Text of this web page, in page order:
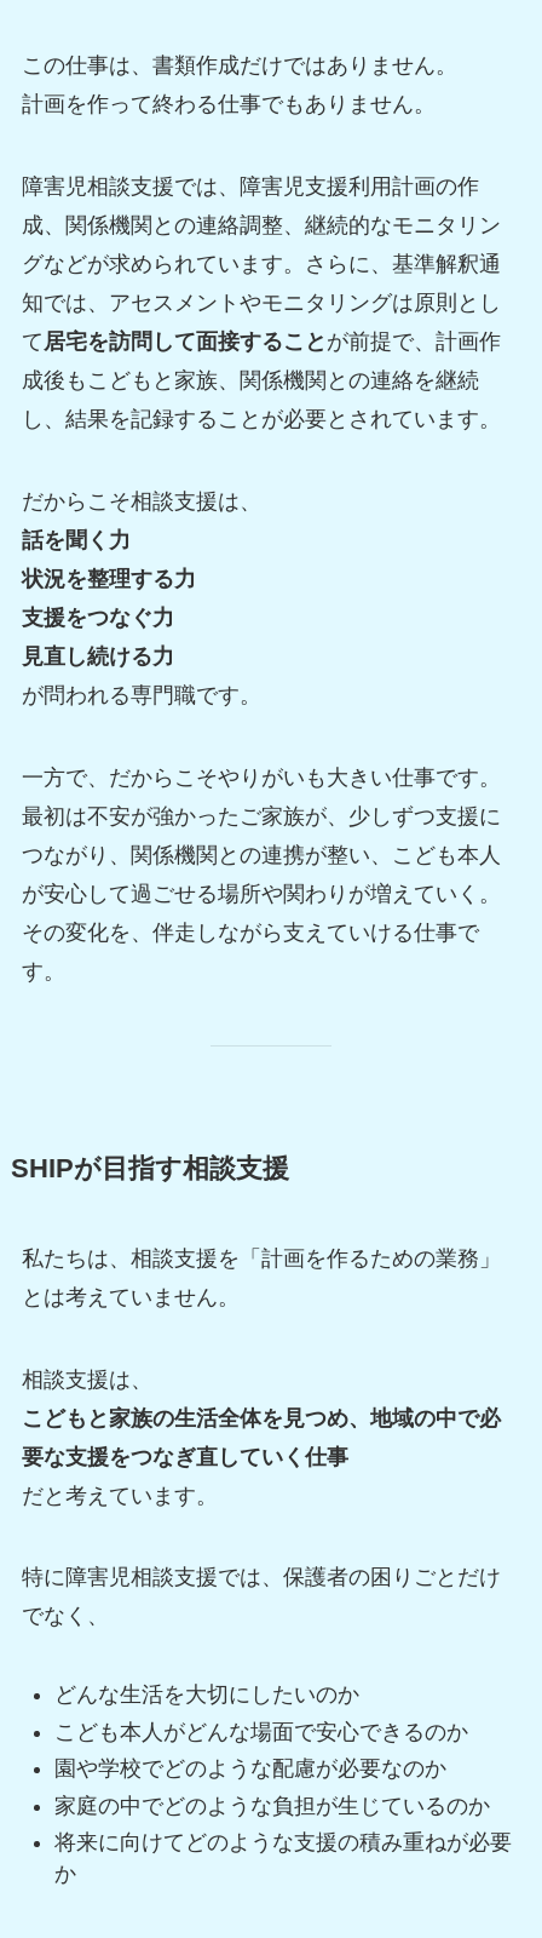
この仕事は、書類作成だけではありません。
計画を作って終わる仕事でもありません。
障害児相談支援では、障害児支援利用計画の作
成、関係機関との連絡調整、継続的なモニタリン
グなどが求められています。さらに、基準解釈通
知では、アセスメントやモニタリングは原則とし
て居宅を訪問して面接すること が前提で、計画作
成後もこどもと家族、関係機関との連絡を継続
し、結果を記録することが必要とされています。
だからこそ相談支援は、
話を聞く力
状況を整理する力
支援をつなぐ力
見直し続ける力
が問われる専門職です。
一方で、だからこそやりがいも大きい仕事です。
最初は不安が強かったご家族が、少しずつ支援に
つながり、関係機関との連携が整い、こども本人
が安心して過ごせる場所や関わりが増えていく。
その変化を、伴走しながら支えていける仕事で
す。
SHIPが目指す相談支援
私たちは、相談支援を「計画を作るための業務」
とは考えていません。
相談支援は、
こどもと家族の生活全体を見つめ、地域の中で必
要な支援をつなぎ直していく仕事
だと考えています。
特に障害児相談支援では、保護者の困りごとだけ
でなく、
どんな生活を大切にしたいのか
こども本人がどんな場面で安心できるのか
園や学校でどのような配慮が必要なのか
家庭の中でどのような負担が生じているのか
将来に向けてどのような支援の積み重ねが必要
か